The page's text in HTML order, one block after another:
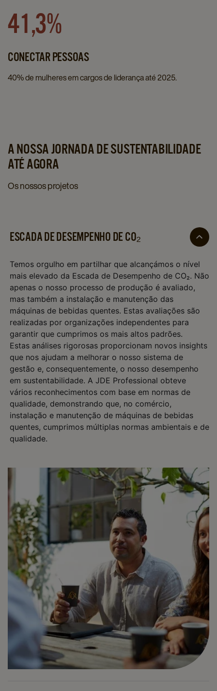
41,3%
CONECTAR PESSOAS
40% de mulheres em cargos de liderança até 2025.
A NOSSA JORNADA DE SUSTENTABILIDADE
ATÉ AGORA
Os nossos projetos
ESCADA DE DESEMPENHO DE CO₂
Temos orgulho em partilhar que alcançámos o nível
mais elevado da Escada de Desempenho de CO₂. Não
apenas o nosso processo de produção é avaliado,
mas também a instalação e manutenção das
máquinas de bebidas quentes. Estas avaliações são
realizadas por organizações independentes para
garantir que cumprimos os mais altos padrões.
Estas análises rigorosas proporcionam novos insights
que nos ajudam a melhorar o nosso sistema de
gestão e, consequentemente, o nosso desempenho
em sustentabilidade. A JDE Professional obteve
vários reconhecimentos com base em normas de
qualidade, demonstrando que, no comércio,
instalação e manutenção de máquinas de bebidas
quentes, cumprimos múltiplas normas ambientais e de
qualidade.